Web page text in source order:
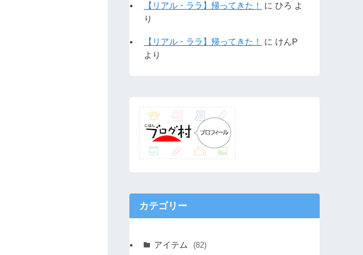
【リアル・ララ】帰ってきた！ に ひろ よ
り
【リアル・ララ】帰ってきた！ に けんP
より
カテゴリー
アイテム (82)